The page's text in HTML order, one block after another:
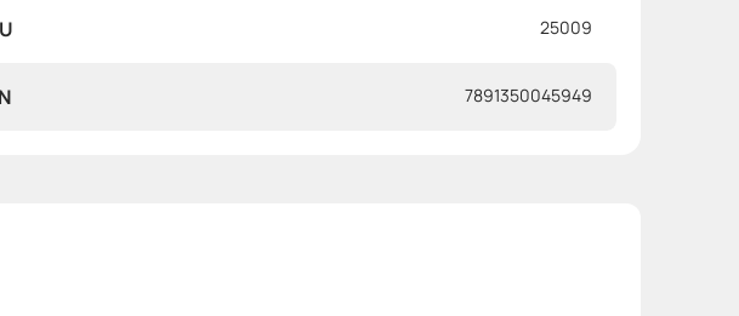
25009
7891350045949